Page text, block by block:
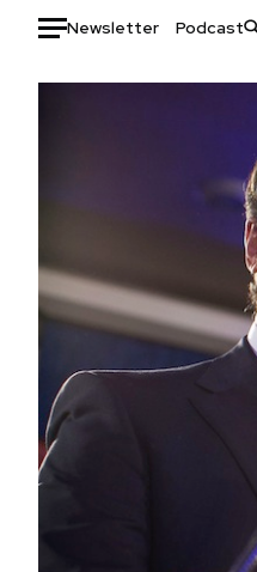
Newsletter Podcast
Tecnologia
Internet
Scienza